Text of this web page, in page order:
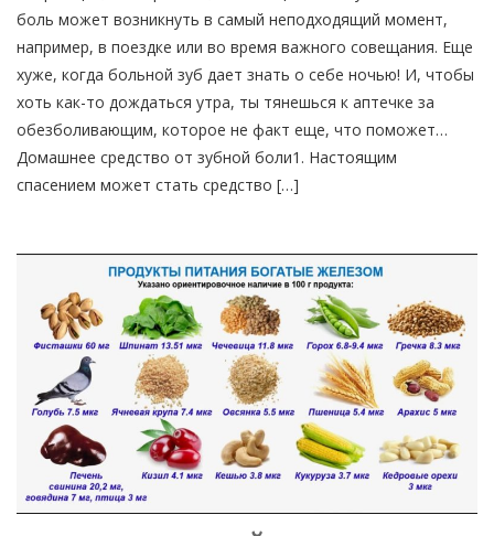
боль может возникнуть в самый неподходящий момент,
например, в поездке или во время важного совещания. Еще
хуже, когда больной зуб дает знать о себе ночью! И, чтобы
хоть как-то дождаться утра, ты тянешься к аптечке за
обезболивающим, которое не факт еще, что поможет…
Домашнее средство от зубной боли1. Настоящим
спасением может стать средство […]